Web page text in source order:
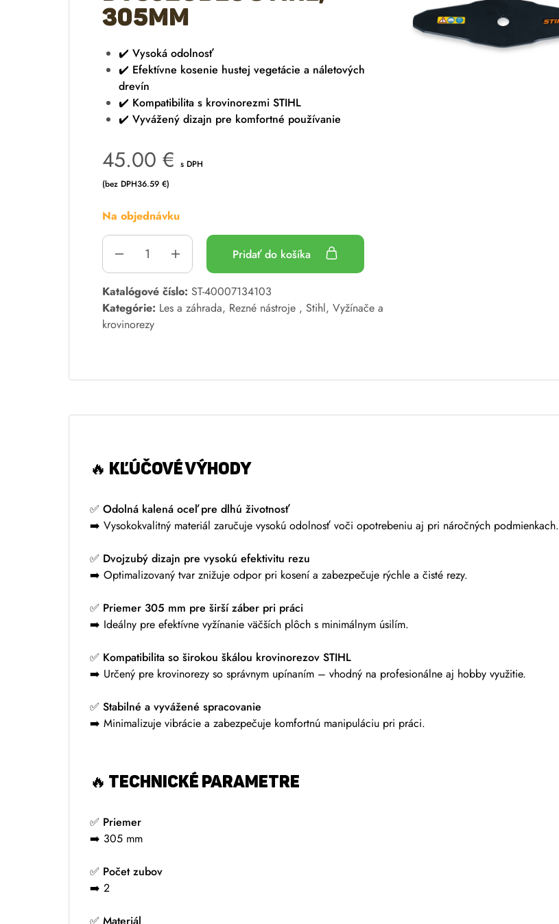
305mm
✔️ Vysoká odolnosť
✔️ Efektívne kosenie hustej vegetácie a náletových
drevín
✔️ Kompatibilita s krovinorezmi STIHL
✔️ Vyvážený dizajn pre komfortné používanie
45.00 € s DPH
(bez DPH36.59 €)
Na objednávku
Pridať do košíka
A
l
t
:
Katalógové číslo: ST-40007134103
Kategórie: Les a záhrada, Rezné nástroje , Stihl, Vyžínače a
krovinorezy
🔥 KĽÚČOVÉ VÝHODY
✅ Odolná kalená oceľ pre dlhú životnosť
➡️ Vysokokvalitný materiál zaručuje vysokú odolnosť voči opotrebeniu aj pri náročných podmienkach.
✅ Dvojzubý dizajn pre vysokú efektivitu rezu
➡️ Optimalizovaný tvar znižuje odpor pri kosení a zabezpečuje rýchle a čisté rezy.
✅ Priemer 305 mm pre širší záber pri práci
➡️ Ideálny pre efektívne vyžínanie väčších plôch s minimálnym úsilím.
✅ Kompatibilita so širokou škálou krovinorezov STIHL
➡️ Určený pre krovinorezy so správnym upínaním – vhodný na profesionálne aj hobby využitie.
✅ Stabilné a vyvážené spracovanie
➡️ Minimalizuje vibrácie a zabezpečuje komfortnú manipuláciu pri práci.
🔥 TECHNICKÉ PARAMETRE
✅ Priemer
➡️ 305 mm
✅ Počet zubov
➡️ 2
✅ Materiál